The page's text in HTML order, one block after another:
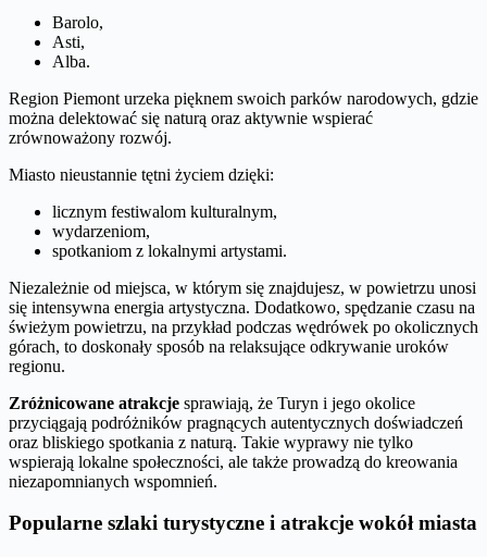
Barolo,
Asti,
Alba.
Region Piemont urzeka pięknem swoich parków narodowych, gdzie
można delektować się naturą oraz aktywnie wspierać
zrównoważony rozwój.
Miasto nieustannie tętni życiem dzięki:
licznym festiwalom kulturalnym,
wydarzeniom,
spotkaniom z lokalnymi artystami.
Niezależnie od miejsca, w którym się znajdujesz, w powietrzu unosi
się intensywna energia artystyczna. Dodatkowo, spędzanie czasu na
świeżym powietrzu, na przykład podczas wędrówek po okolicznych
górach, to doskonały sposób na relaksujące odkrywanie uroków
regionu.
Zróżnicowane atrakcje sprawiają, że Turyn i jego okolice
przyciągają podróżników pragnących autentycznych doświadczeń
oraz bliskiego spotkania z naturą. Takie wyprawy nie tylko
wspierają lokalne społeczności, ale także prowadzą do kreowania
niezapomnianych wspomnień.
Popularne szlaki turystyczne i atrakcje wokół miasta